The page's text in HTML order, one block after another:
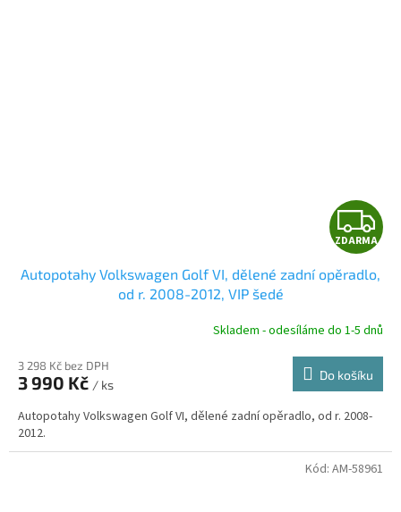
Z
D
R
ZDARMA
Autopotahy Volkswagen Golf VI, dělené zadní opěradlo,
od r. 2008-2012, VIP šedé
Skladem - odesíláme do 1-5 dnů
3 298 Kč bez DPH
3 990 Kč / ks
Do košíku
Autopotahy Volkswagen Golf VI, dělené zadní opěradlo, od r. 2008-
2012.
Kód: AM-58961